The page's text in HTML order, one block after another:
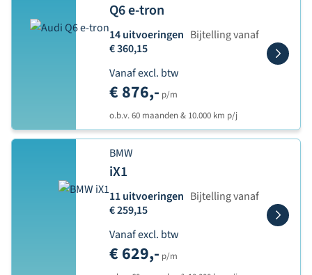
Q6 e-tron
14 uitvoeringen Bijtelling vanaf
€ 360,15
Vanaf excl. btw
€ 876,- p/m
o.b.v. 60 maanden & 10.000 km p/j
BMW
iX1
11 uitvoeringen Bijtelling vanaf
€ 259,15
Vanaf excl. btw
€ 629,- p/m